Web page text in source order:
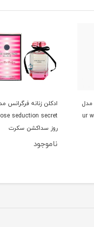
مدل
ادكلن زنانه فرگرانس
روز سداكشن سكرت
ناموجود